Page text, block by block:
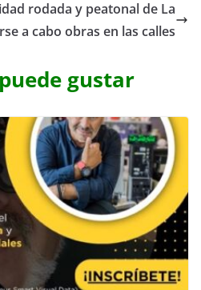
rodada y peatonal de La
a cabo obras en las calles
gustar